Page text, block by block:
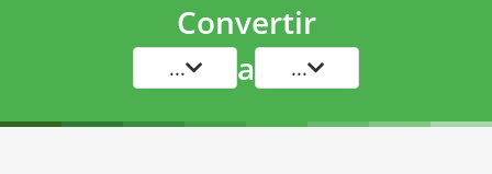
Convertir
... a ...